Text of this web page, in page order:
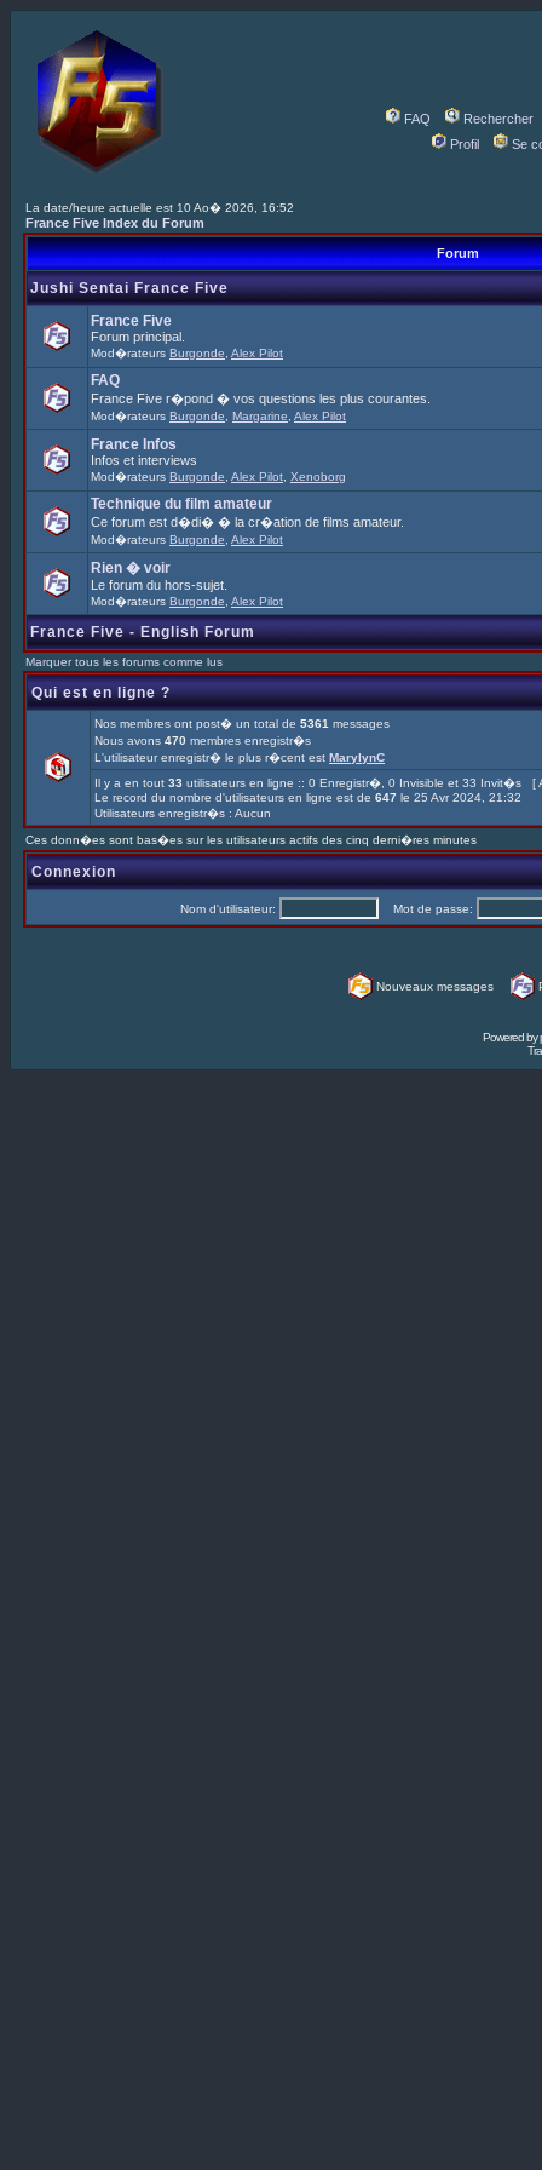
FAQ
Rechercher
Profil
Se
La date/heure actuelle est 10 Ao� 2026, 16:52
France Five Index du Forum
Forum
Jushi Sentai France Five
France Five
Forum principal.
Mod�rateurs Burgonde Alex Pilot
FAQ
France Five r�pond � vos questions les plus courantes.
Mod�rateurs Burgonde Margarine Alex Pilot
France Infos
Infos et interviews
Mod�rateurs Burgonde Alex Pilot Xenoborg
Technique du film amateur
Ce forum est d�di� � la cr�ation de films amateur.
Mod�rateurs Burgonde Alex Pilot
Rien � voir
Le forum du hors-sujet.
Mod�rateurs Burgonde Alex Pilot
France Five - English Forum
Marquer tous les forums comme lus
Qui est en ligne ?
Nos membres ont post� un total de 5361 messages
Nous avons 470 membres enregistr�s
L'utilisateur enregistr� le plus r�cent est MarylynC
Il y a en tout 33 utilisateurs en ligne :: 0 Enregistr�, 0 Invisible et 33 Invit�s [
Le record du nombre d'utilisateurs en ligne est de 647 le 25 Avr 2024, 21:32
Utilisateurs enregistr�s : Aucun
Ces donn�es sont bas�es sur les utilisateurs actifs des cinq derni�res minutes
Connexion
Nom d'utilisateur: Mot de passe:
Nouveaux messages
Powered by